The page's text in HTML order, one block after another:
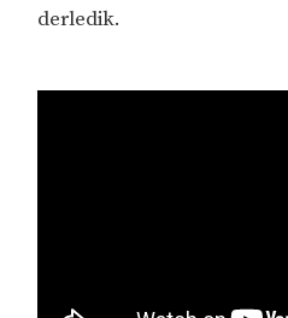
derledik.